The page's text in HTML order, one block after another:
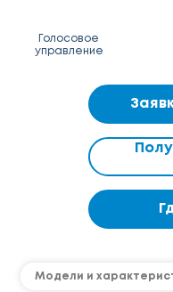
Голосовое
управление
Модели и